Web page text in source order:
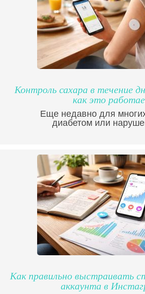
Контроль сахара в течение
как это
Еще недавно для
диабетом или
Как правильно выстраивать
аккаунта в